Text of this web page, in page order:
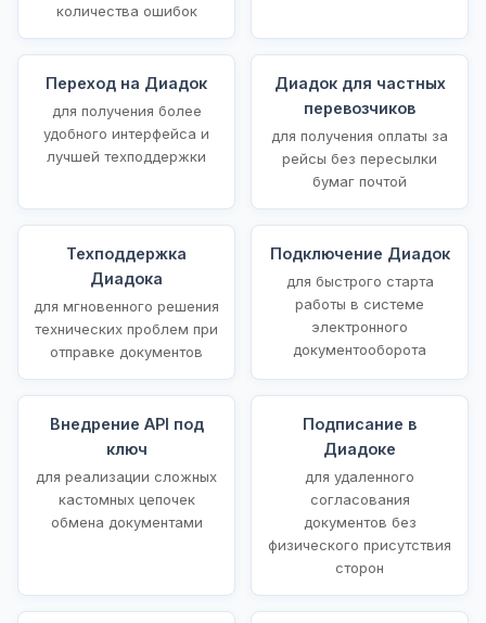
количества ошибок
Переход на Диадок
для получения более
удобного интерфейса и
лучшей техподдержки
Диадок для частных
перевозчиков
для получения оплаты за
рейсы без пересылки
бумаг почтой
Техподдержка
Диадока
для мгновенного решения
технических проблем при
отправке документов
Подключение Диадок
для быстрого старта
работы в системе
электронного
документооборота
Внедрение API под
ключ
для реализации сложных
кастомных цепочек
обмена документами
Подписание в
Диадоке
для удаленного
согласования
документов без
физического присутствия
сторон